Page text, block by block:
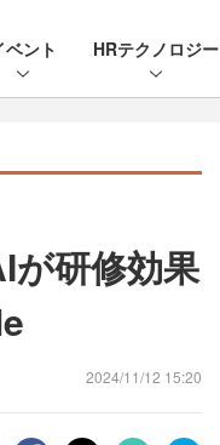
ベント HRテクノロジー
研修効果
2024/11/12 15:20